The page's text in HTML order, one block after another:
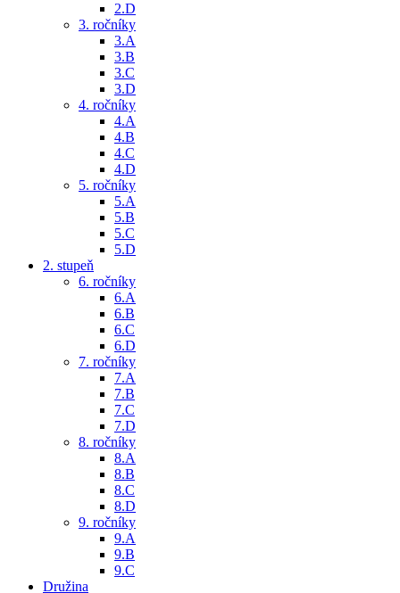
2.D
3. ročníky
3.A
3.B
3.C
3.D
4. ročníky
4.A
4.B
4.C
4.D
5. ročníky
5.A
5.B
5.C
5.D
2. stupeň
6. ročníky
6.A
6.B
6.C
6.D
7. ročníky
7.A
7.B
7.C
7.D
8. ročníky
8.A
8.B
8.C
8.D
9. ročníky
9.A
9.B
9.C
Družina